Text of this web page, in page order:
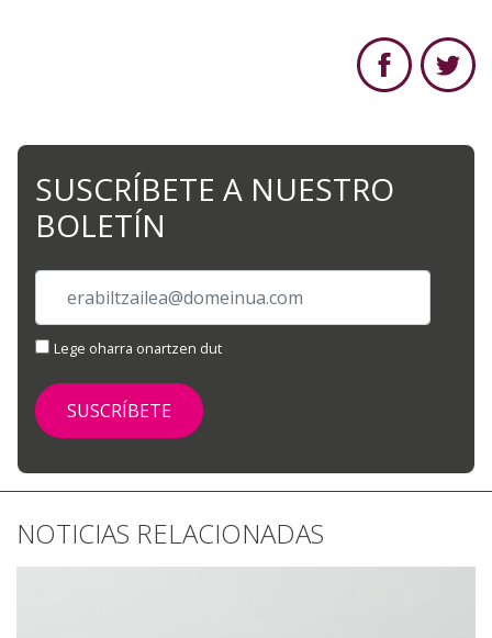
SUSCRÍBETE A NUESTRO
BOLETÍN
Lege oharra onartzen dut
NOTICIAS RELACIONADAS